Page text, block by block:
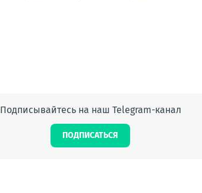
Подписывайтесь на наш Telegram-канал
ПОДПИСАТЬСЯ